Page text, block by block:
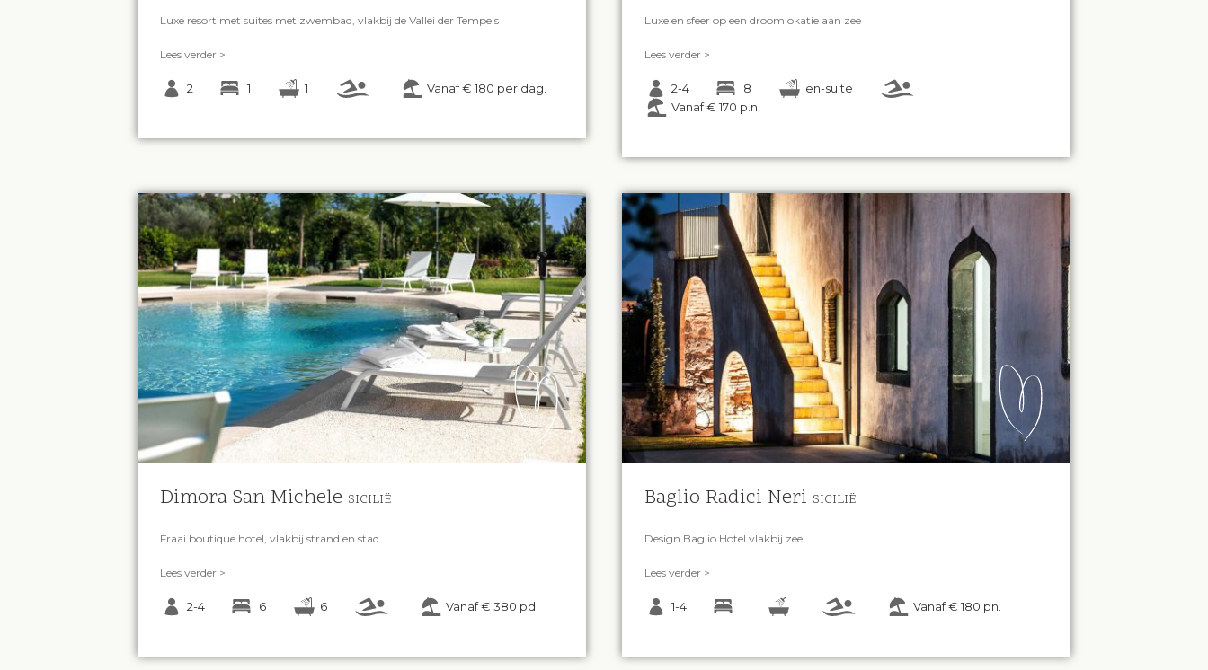
Luxe resort met suites met zwembad, vlakbij de Vallei der Tempels
Lees verder >
2 1 1 Vanaf € 180 per dag.
Luxe en sfeer op een droomlokatie aan zee
Lees verder >
2-4 8
en-suite
Vanaf € 170 p.n.
Dimora San Michele SICILIË
Fraai boutique hotel, vlakbij strand en stad
Lees verder >
2-4 6 6 Vanaf € 380 pd.
Baglio Radici Neri SICILIË
Design Baglio Hotel vlakbij zee
Lees verder >
1-4 Vanaf € 180 pn.